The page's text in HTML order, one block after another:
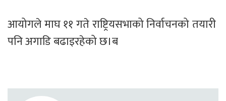
आयोगले माघ ११ गते राष्ट्रियसभाको निर्वाचनको तयारी
पनि अगाडि बढाइरहेको छ।ब